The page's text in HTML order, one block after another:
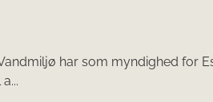
har som myndighed for